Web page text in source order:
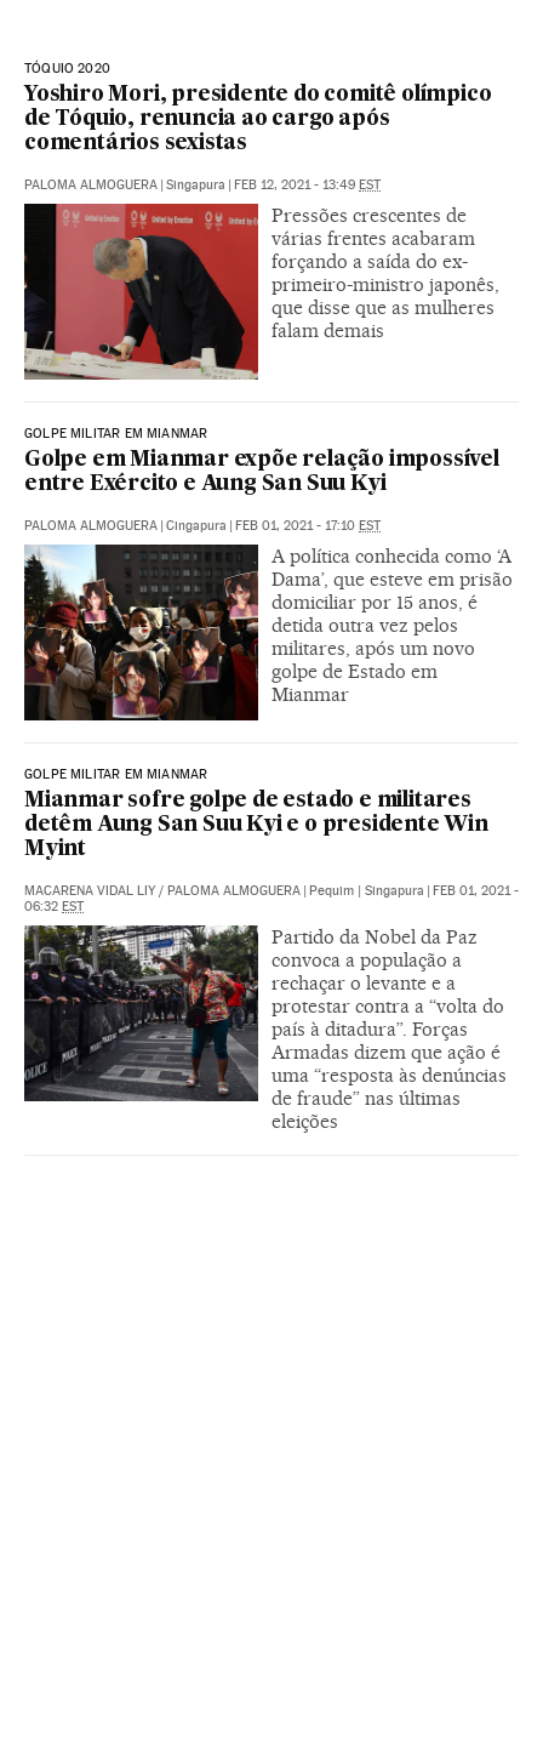
TÓQUIO 2020
Yoshiro Mori, presidente do comitê olímpico
de Tóquio, renuncia ao cargo após
comentários sexistas
PALOMA ALMOGUERA | Singapura | FEB 12, 2021 - 13:49 EST
Pressões crescentes de
várias frentes acabaram
forçando a saída do ex-
primeiro-ministro japonês,
que disse que as mulheres
falam demais
GOLPE MILITAR EM MIANMAR
Golpe em Mianmar expõe relação impossível
entre Exército e Aung San Suu Kyi
PALOMA ALMOGUERA | Cingapura | FEB 01, 2021 - 17:10 EST
A política conhecida como ‘A
Dama’, que esteve em prisão
domiciliar por 15 anos, é
detida outra vez pelos
militares, após um novo
golpe de Estado em
Mianmar
GOLPE MILITAR EM MIANMAR
Mianmar sofre golpe de estado e militares
detêm Aung San Suu Kyi e o presidente Win
Myint
MACARENA VIDAL LIY / PALOMA ALMOGUERA | Pequim | Singapura | FEB 01, 2021 -
06:32 EST
Partido da Nobel da Paz
convoca a população a
rechaçar o levante e a
protestar contra a “volta do
país à ditadura”. Forças
Armadas dizem que ação é
uma “resposta às denúncias
de fraude” nas últimas
eleições